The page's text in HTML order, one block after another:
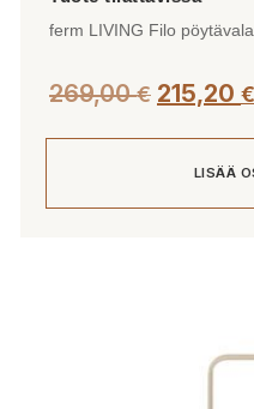
ferm LIVING Filo
269,00€ 215,20 €
LISÄÄ